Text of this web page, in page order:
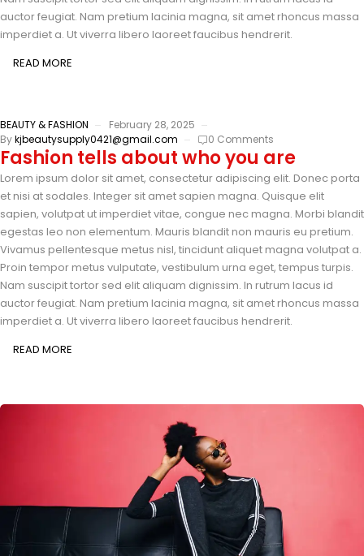
auctor feugiat. Nam pretium lacinia magna, sit amet rhoncus massa
imperdiet a. Ut viverra libero laoreet faucibus hendrerit.
READ MORE
BEAUTY & FASHION
February 28, 2025
Bykjbeautysupply0421@gmail.com 0 Comments
Fashion tells about who you are
Lorem ipsum dolor sit amet, consectetur adipiscing elit. Donec porta
et nisi at sodales. Integer sit amet sapien magna. Quisque elit
sapien, volutpat ut imperdiet vitae, congue nec magna. Morbi blandit
egestas leo non elementum. Mauris blandit non mauris eu pretium.
Vivamus pellentesque metus nisl, tincidunt aliquet magna volutpat a.
Proin tempor metus vulputate, vestibulum urna eget, tempus turpis.
Nam suscipit tortor sed elit aliquam dignissim. In rutrum lacus id
auctor feugiat. Nam pretium lacinia magna, sit amet rhoncus massa
imperdiet a. Ut viverra libero laoreet faucibus hendrerit.
READ MORE